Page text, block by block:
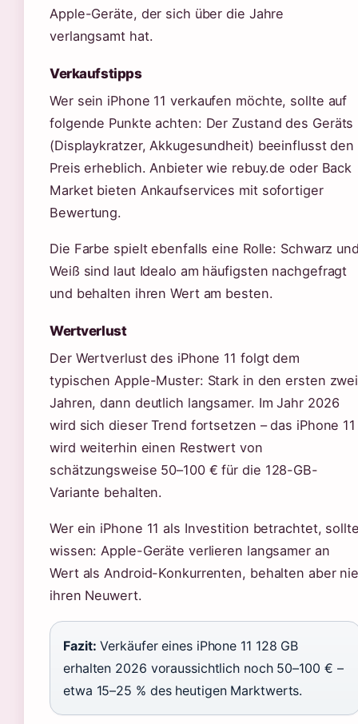
Apple-Geräte, der sich über die Jahre
verlangsamt hat.
Verkaufstipps
Wer sein iPhone 11 verkaufen möchte, sollte auf
folgende Punkte achten: Der Zustand des Geräts
(Displaykratzer, Akkugesundheit) beeinflusst den
Preis erheblich. Anbieter wie rebuy.de oder Back
Market bieten Ankaufservices mit sofortiger
Bewertung.
Die Farbe spielt ebenfalls eine Rolle: Schwarz
Weiß sind laut Idealo am häufigsten nachgefragt
und behalten ihren Wert am besten.
Wertverlust
Der Wertverlust des iPhone 11 folgt dem
typischen Apple-Muster: Stark in den ersten zwei
Jahren, dann deutlich langsamer. Im Jahr 2026
wird sich dieser Trend fortsetzen – das iPhone 11
wird weiterhin einen Restwert von
schätzungsweise 50–100 € für die 128-GB-
Variante behalten.
Wer ein iPhone 11 als Investition betrachtet,
wissen: Apple-Geräte verlieren langsamer an
Wert als Android-Konkurrenten, behalten aber
ihren Neuwert.
Fazit: Verkäufer eines iPhone 11 128 GB
erhalten 2026 voraussichtlich noch 50–100 € –
etwa 15–25 % des heutigen Marktwerts.